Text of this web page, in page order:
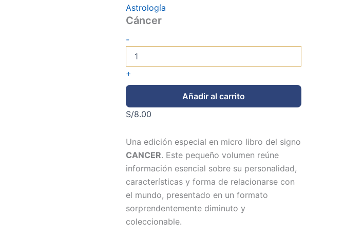
Astrología
Cáncer
-
+
Añadir al carrito
S/8.00
Una edición especial en micro libro del signo
CANCER. Este pequeño volumen reúne
información esencial sobre su personalidad,
características y forma de relacionarse con
el mundo, presentado en un formato
sorprendentemente diminuto y
coleccionable.